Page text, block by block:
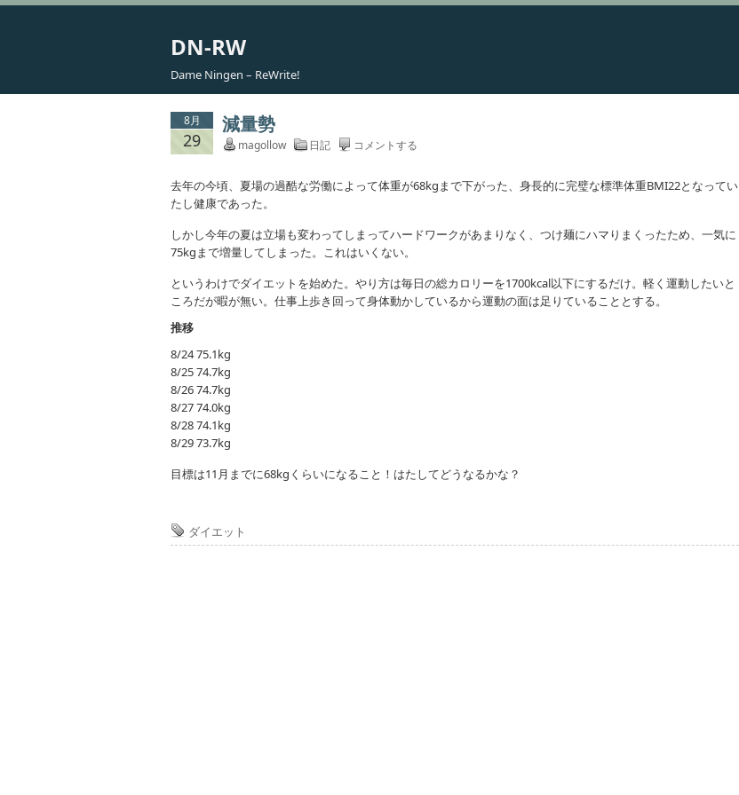
DN-RW
Dame Ningen – ReWrite!
8月
29
減量勢
magollow 日記 コメントする
去年の今頃、夏場の過酷な労働によって体重が68kgまで下がった、身長的に完璧な標準体重BMI22となってい
たし健康であった。
しかし今年の夏は立場も変わってしまってハードワークがあまりなく、つけ麺にハマりまくったため、一気に
75kgまで増量してしまった。これはいくない。
というわけでダイエットを始めた。やり方は毎日の総カロリーを1700kcal以下にするだけ。軽く運動したいと
ころだが暇が無い。仕事上歩き回って身体動かしているから運動の面は足りていることとする。
推移
8/24 75.1kg
8/25 74.7kg
8/26 74.7kg
8/27 74.0kg
8/28 74.1kg
8/29 73.7kg
目標は11月までに68kgくらいになること！はたしてどうなるかな？
ダイエット